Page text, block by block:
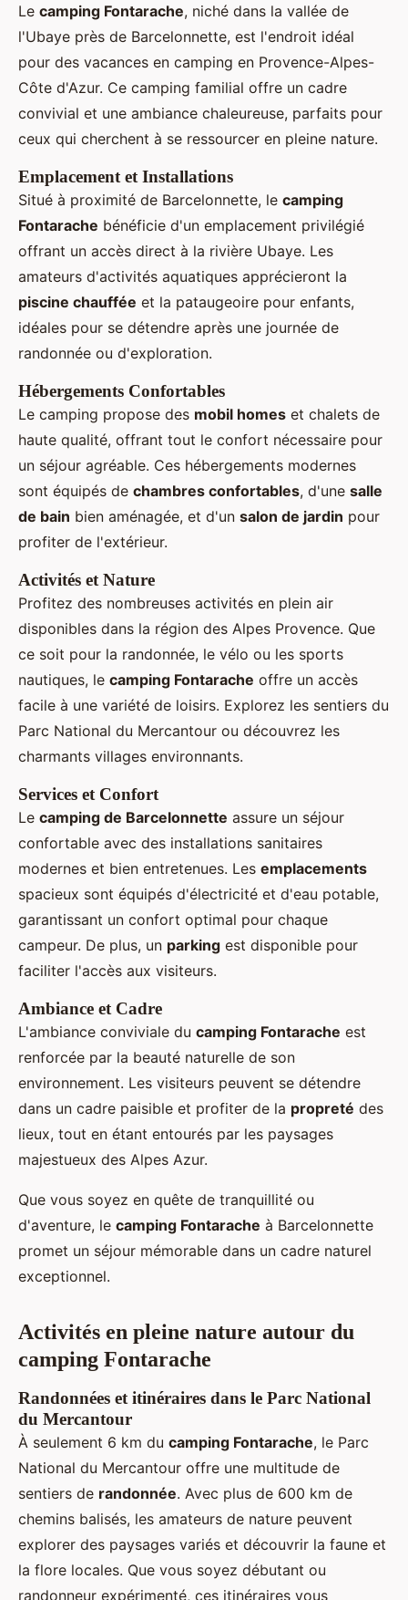
Le camping Fontarache, niché dans la vallée de
l'Ubaye près de Barcelonnette, est l'endroit idéal
pour des vacances en camping en Provence-Alpes-
Côte d'Azur. Ce camping familial offre un cadre
convivial et une ambiance chaleureuse, parfaits pour
ceux qui cherchent à se ressourcer en pleine nature.
Emplacement et Installations
Situé à proximité de Barcelonnette, le camping
Fontarache bénéficie d'un emplacement privilégié
offrant un accès direct à la rivière Ubaye. Les
amateurs d'activités aquatiques apprécieront la
piscine chauffée et la pataugeoire pour enfants,
idéales pour se détendre après une journée de
randonnée ou d'exploration.
Hébergements Confortables
Le camping propose des mobil homes et chalets de
haute qualité, offrant tout le confort nécessaire pour
un séjour agréable. Ces hébergements modernes
sont équipés de chambres confortables, d'une salle
de bain bien aménagée, et d'un salon de jardin pour
profiter de l'extérieur.
Activités et Nature
Profitez des nombreuses activités en plein air
disponibles dans la région des Alpes Provence. Que
ce soit pour la randonnée, le vélo ou les sports
nautiques, le camping Fontarache offre un accès
facile à une variété de loisirs. Explorez les sentiers du
Parc National du Mercantour ou découvrez les
charmants villages environnants.
Services et Confort
Le camping de Barcelonnette assure un séjour
confortable avec des installations sanitaires
modernes et bien entretenues. Les emplacements
spacieux sont équipés d'électricité et d'eau potable,
garantissant un confort optimal pour chaque
campeur. De plus, un parking est disponible pour
faciliter l'accès aux visiteurs.
Ambiance et Cadre
L'ambiance conviviale du camping Fontarache est
renforcée par la beauté naturelle de son
environnement. Les visiteurs peuvent se détendre
dans un cadre paisible et profiter de la propreté des
lieux, tout en étant entourés par les paysages
majestueux des Alpes Azur.
Que vous soyez en quête de tranquillité ou
d'aventure, le camping Fontarache à Barcelonnette
promet un séjour mémorable dans un cadre naturel
exceptionnel.
Activités en pleine nature autour du
camping Fontarache
Randonnées et itinéraires dans le Parc National
du Mercantour
À seulement 6 km du camping Fontarache, le Parc
National du Mercantour offre une multitude de
sentiers de randonnée. Avec plus de 600 km de
chemins balisés, les amateurs de nature peuvent
explorer des paysages variés et découvrir la faune et
la flore locales. Que vous soyez débutant ou
randonneur expérimenté, ces itinéraires vous